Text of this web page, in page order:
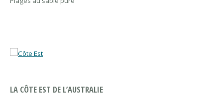
LA CÔTE EST DE L’AUSTRALIE